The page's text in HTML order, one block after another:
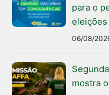
para o
06/08/
mostra